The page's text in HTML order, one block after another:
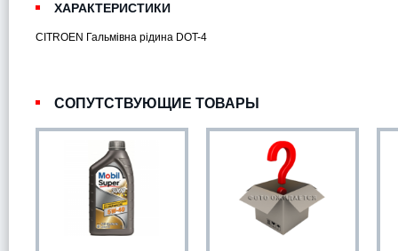
ХАРАКТЕРИСТИКИ
CITROEN Гальмівна рідина DOT-4
СОПУТСТВУЮЩИЕ ТОВАРЫ